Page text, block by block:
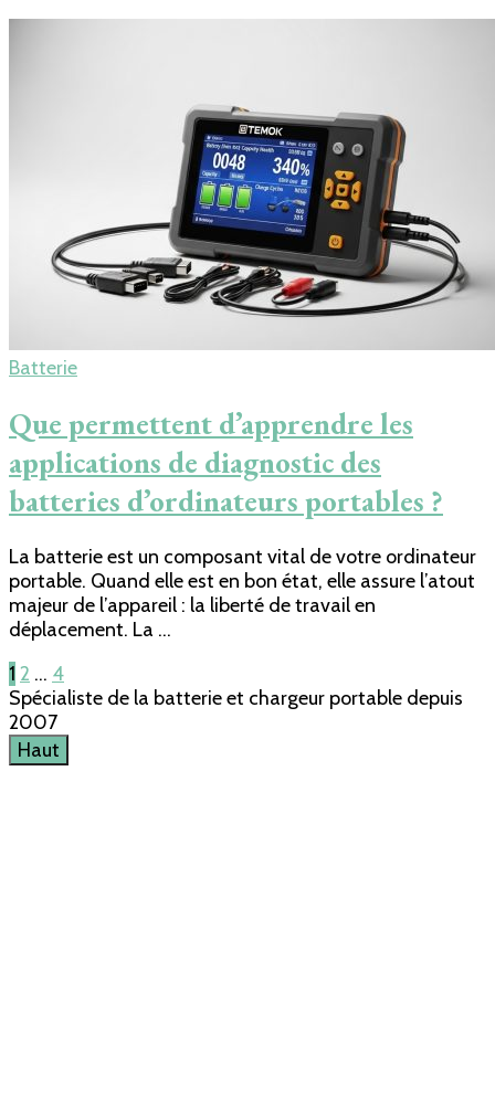
Batterie
Que permettent d’apprendre les
applications de diagnostic des
batteries d’ordinateurs portables ?
La batterie est un composant vital de votre ordinateur
portable. Quand elle est en bon état, elle assure l’atout
majeur de l’appareil : la liberté de travail en
déplacement. La …
Pagination
des
publications
Page
1 Page
2 … Page
4
Spécialiste de la batterie et chargeur portable depuis
2007
Haut